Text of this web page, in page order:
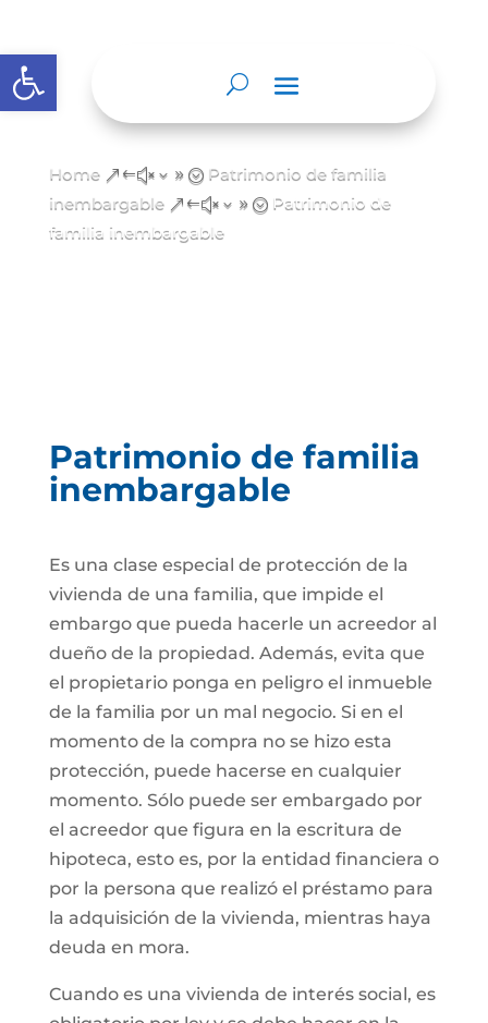
Abrir barra de herramientas
Home &#x39; Patrimonio de familia
inembargable &#x39; Patrimonio de
familia inembargable
Patrimonio de familia
inembargable
Es una clase especial de protección de la
vivienda de una familia, que impide el
embargo que pueda hacerle un acreedor al
dueño de la propiedad. Además, evita que
el propietario ponga en peligro el inmueble
de la familia por un mal negocio. Si en el
momento de la compra no se hizo esta
protección, puede hacerse en cualquier
momento. Sólo puede ser embargado por
el acreedor que figura en la escritura de
hipoteca, esto es, por la entidad financiera o
por la persona que realizó el préstamo para
la adquisición de la vivienda, mientras haya
deuda en mora.
Cuando es una vivienda de interés social, es